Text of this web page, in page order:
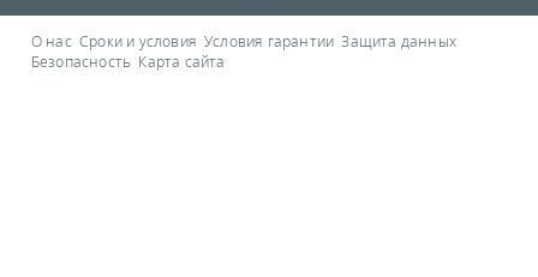
О нас Сроки и условия Условия гарантии Защита данных
Безопасность Карта сайта